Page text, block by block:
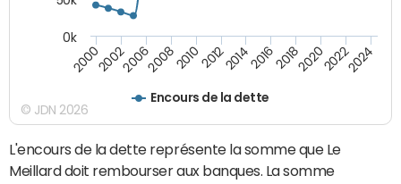
Encours de la dette
200020022006200820102012201420162018202020222024
0k
© JDN 2026
L'encours de la dette représente la somme que Le
Meillard doit rembourser aux banques. La somme